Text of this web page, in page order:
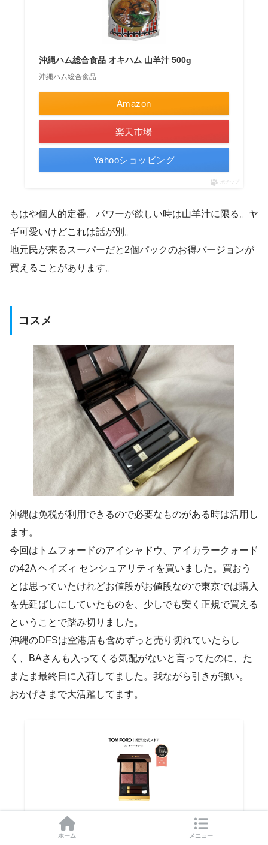
沖縄ハム総合食品 オキハム 山羊汁 500g
沖縄ハム総合食品
Amazon
楽天市場
Yahooショッピング
ポチップ
もはや個人的定番。パワーが欲しい時は山羊汁に限る。ヤ
ギ可愛いけどこれは話が別。
地元民が来るスーパーだと2個パックのお得バージョンが
買えることがあります。
コスメ
沖縄は免税が利用できるので必要なものがある時は活用し
ます。
今回はトムフォードのアイシャドウ、アイカラークォード
の42A ヘイズィ センシュアリティを買いました。買おう
とは思っていたけれどお値段がお値段なので東京では購入
を先延ばしにしていたものを、少しでも安く正規で買える
ということで踏み切りました。
沖縄のDFSは空港店も含めずっと売り切れていたらし
く、BAさんも入ってくる気配がないと言ってたのに、た
またま最終日に入荷してました。我ながら引きが強い。
おかげさまで大活躍してます。
アイ カラー クォード ｜ トムフォード tom ford
アイシャドウ アイシャドー アイカラークォード
ホーム メニュー